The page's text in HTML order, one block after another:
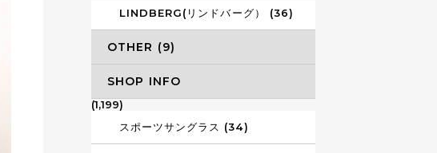
LINDBERG(リンドバーグ） (36)
OTHER (9)
SHOP INFO
(1,199)
スポーツサングラス (34)